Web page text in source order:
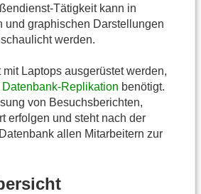
Tätigkeit kann in
und graphischen Darstellungen
werden.
Laptops ausgerüstet werden,
Datenbank-Replikation benötigt.
von Besuchsberichten,
erfolgen und steht nach der
allen Mitarbeitern zur